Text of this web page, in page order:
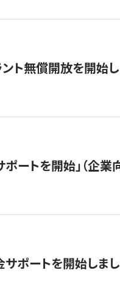
無償開放を開始し
ートを開始」（企業
ートを開始しまし